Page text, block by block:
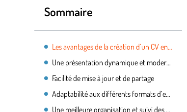
Sommaire
Les avantages de la création d’un CV en ligne pour étudiants et jeunes actifs
Une présentation dynamique et moderne
Facilité de mise à jour et de partage
Adaptabilité aux différents formats d’emploi
Une meilleure organisation et suivi des candidatures